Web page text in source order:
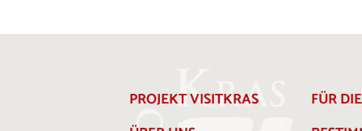
PROJEKT VISITKRAS
FÜR